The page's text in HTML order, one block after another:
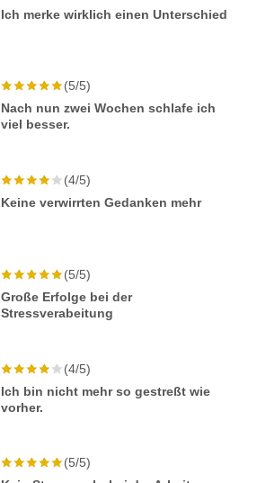
Ich merke wirklich einen Unterschied
(5/5)
Nach nun zwei Wochen schlafe ich
viel besser.
(4/5)
Keine verwirrten Gedanken mehr
(5/5)
Große Erfolge bei der
Stressverabeitung
(4/5)
Ich bin nicht mehr so gestreßt wie
vorher.
(5/5)